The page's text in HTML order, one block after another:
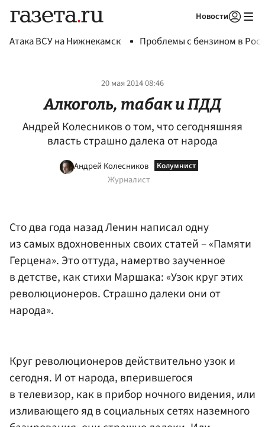
Новости
Атака ВСУ на Нижнекамск Проблемы с бензином в
20 мая 2014 08:46
Алкоголь, табак и ПДД
Андрей Колесников о том, что сегодняшняя
власть страшно далека от народа
Андрей Колесников
Журналист
Сто два года назад Ленин написал одну
из самых вдохновенных своих статей – «Памяти
Герцена». Это оттуда, намертво заученное
в детстве, как стихи Маршака: «Узок круг этих
революционеров. Страшно далеки они от
народа».
Круг революционеров действительно узок и
сегодня. И от народа, вперившегося
в телевизор, как в прибор ночного видения, или
изливающего яд в социальных сетях наземного